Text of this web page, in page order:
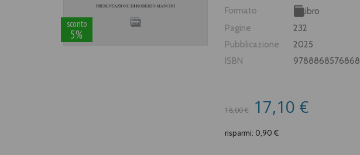
sconto
5%
Formato
Libro
Pagine
232
Pubblicazione
2025
ISBN
9788868576868
18,00 € 17,10 €
risparmi: 0,90 €